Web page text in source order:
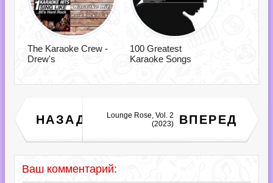
The Karaoke Crew -
Drew's
100 Greatest
Karaoke Songs
НАЗАД
Thanksgiving Songs for
ВПЕРЕД
Lounge Rose, Vol. 2
(2023)
Ваш комментарий: